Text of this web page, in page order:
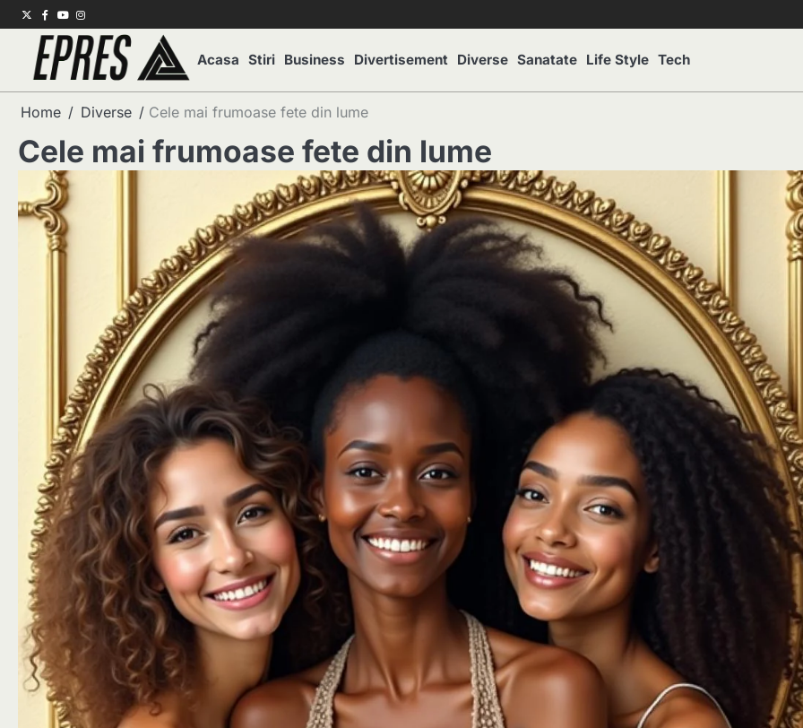
Skip
to
content
Twitter
Facebook
YoutubeInstagram
Acasa Stiri Business Divertisement Diverse Sanatate Life Style Tech
Home Diverse Cele mai frumoase fete din lume
Cele mai frumoase fete din lume